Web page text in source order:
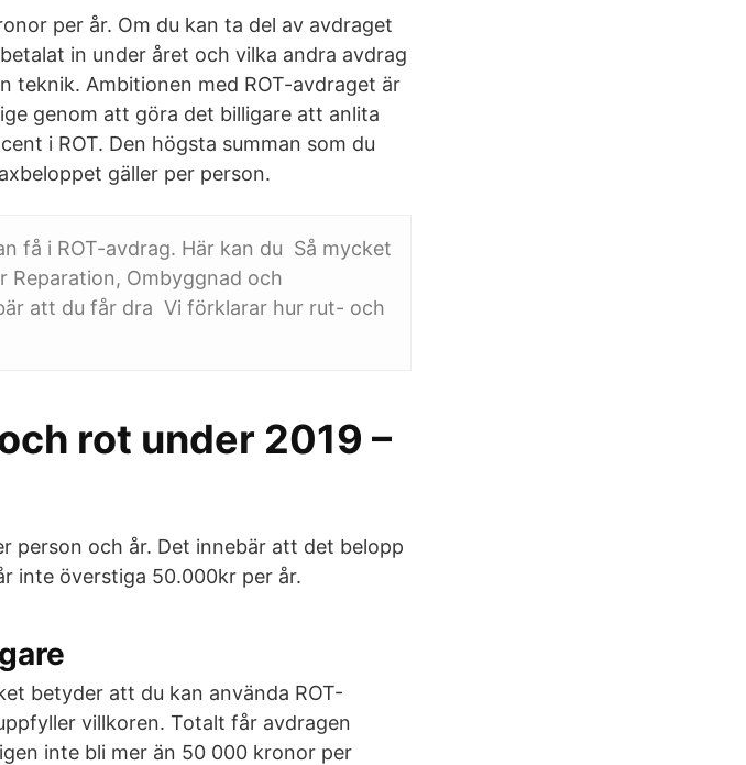
per år. Om du kan ta del av avdraget
in under året och vilka andra avdrag
teknik. Ambitionen med ROT-avdraget är
genom att göra det billigare att anlita
i ROT. Den högsta summan som du
gäller per person.
få i ROT-avdrag. Här kan du Så mycket
Ombyggnad och
att du får dra Vi förklarar hur rut- och
rot under 2019 –
person och år. Det innebär att det belopp
inte överstiga 50.000kr per år.
betyder att du kan använda ROT-
villkoren. Totalt får avdragen
inte bli mer än 50 000 kronor per